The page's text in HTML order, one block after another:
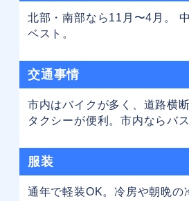
北部・南部なら11月〜4月。
ベスト。
交通事情
市内はバイクが多く、道路横
タクシーが便利。市内ならバス
服装
通年で軽装OK。冷房や朝晩の